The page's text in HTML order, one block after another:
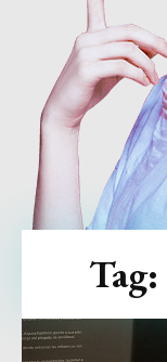
Tag: